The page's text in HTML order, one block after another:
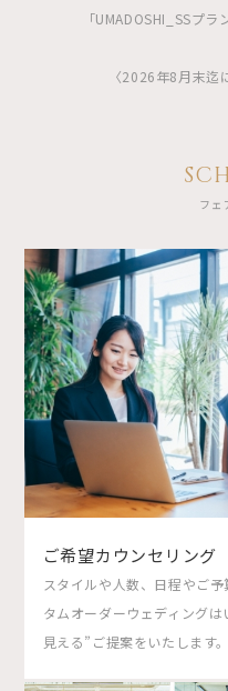
「UMADOSHI_SSプ
〈2026年8月末迄
フェ
ご希望カウンセリング
スタイルや人数、日程やご
タムオーダーウェディング
見える”ご提案をいたします